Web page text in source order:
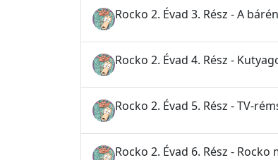
Rocko 2. Évad 3. Rész - A
Rocko 2. Évad 4. Rész -
Rocko 2. Évad 5. Rész - TV-
Rocko 2. Évad 6. Rész -